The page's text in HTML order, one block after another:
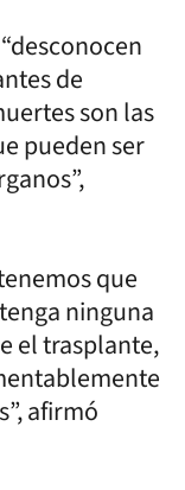
de
son las
pueden ser
que
ninguna
el trasplante,
afirmó